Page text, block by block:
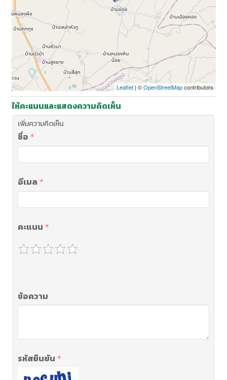
Leaflet| ©OpenStreetMapcontributors
ให้คะแนนและแสดงความคิดเห็น
เพิ่มความคิดเห็น
ชื่อ
อีเมล
คะแนน
ข้อความ
รหัสยืนยัน